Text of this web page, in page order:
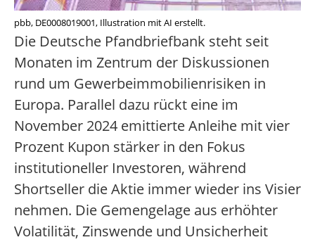
pbb, DE0008019001, Illustration mit AI erstellt.
Die Deutsche Pfandbriefbank steht seit
Monaten im Zentrum der Diskussionen
rund um Gewerbeimmobilienrisiken in
Europa. Parallel dazu rückt eine im
November 2024 emittierte Anleihe mit vier
Prozent Kupon stärker in den Fokus
institutioneller Investoren, während
Shortseller die Aktie immer wieder ins Visier
nehmen. Die Gemengelage aus erhöhter
Volatilität, Zinswende und Unsicherheit